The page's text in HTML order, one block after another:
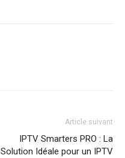
Article suivant
IPTV Smarters PRO : La
Solution Idéale pour un IPTV